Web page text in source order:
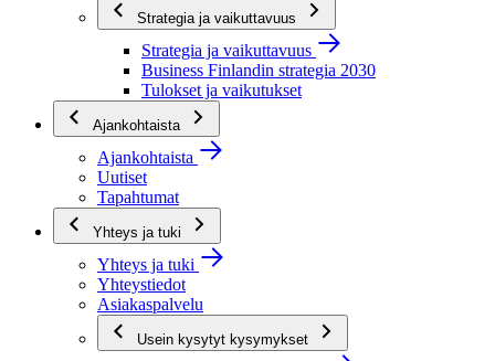
Strategia ja vaikuttavuus
Strategia ja vaikuttavuus
Business Finlandin strategia 2030
Tulokset ja vaikutukset
Ajankohtaista
Ajankohtaista
Uutiset
Tapahtumat
Yhteys ja tuki
Yhteys ja tuki
Yhteystiedot
Asiakaspalvelu
Usein kysytyt kysymykset